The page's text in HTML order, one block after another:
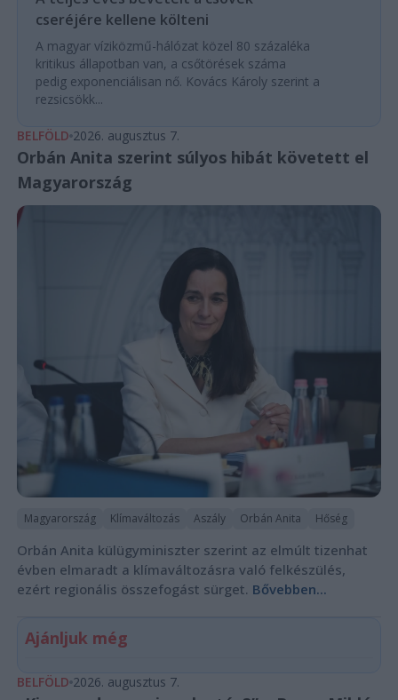
cseréjére kellene költeni
A magyar víziközmű-hálózat közel 80 százaléka
kritikus állapotban van, a csőtörések száma
pedig exponenciálisan nő. Kovács Károly szerint a
rezsicsökk...
BELFÖLD 2026. augusztus 7.
Orbán Anita szerint súlyos hibát követett el
Magyarország
Magyarország Klímaváltozás Aszály Orbán Anita Hőség
Orbán Anita külügyminiszter szerint az elmúlt tizenhat
évben elmaradt a klímaváltozásra való felkészülés,
ezért regionális összefogást sürget. Bővebben...
Ajánljuk még
BELFÖLD 2026. augusztus 7.